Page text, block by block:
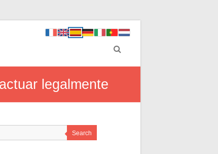
legalmente
Search